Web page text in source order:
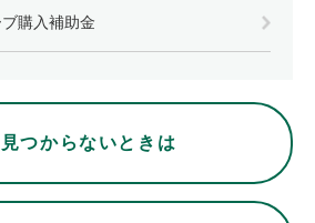
購入補助金
見つからないときは